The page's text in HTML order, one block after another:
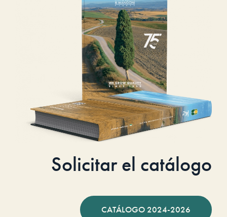
Solicitar el catálogo
CATÁLOGO 2024-2026